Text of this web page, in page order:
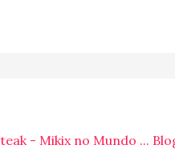
- Mikix no Mundo ...